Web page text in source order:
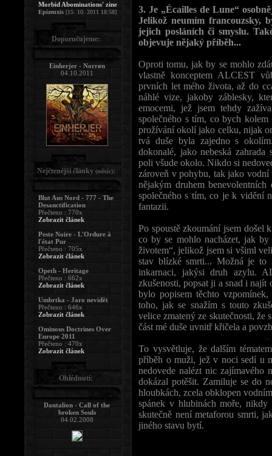
3. Je „Écailles de Lune“
Jelikož neumím francouzsky,
jejich posláních či smyslu.
objevuje nějaký příběh...
Oproti tomu, jak by se mohlo
vlastně konceptem ALCEST
prvních let mého života, až do
náhlé vize, jakoby záblesky,
emocemi, jež jsem tehdy
společného s tím, co bych
prožívání okolí jako celku, nijak
tvá duše byla zajedno s
dokonalé, jako nebeská
poli všude okolo. Nikdo si
zároveň v pohybu, tak jako
nějakým druhem
společného s tím, co je k vidění
fantazii.
Po spoustě zkoumání jsem došel
co by se mohlo nacházet, jak
životem“, jelikož jsem si všiml
stav blízké smrti... Možná je to
inkarnaci, jakýsi druh azylu.
zkušenosti, popsat ji a snad i najít
bylo popisem těchto
toho, jak se snažím s touto
velice zmatený ze skutečnosti, že
část mé duše uvnitř křičela a
To vysvětluje, že dalším
příběh o muži, jež v noci sedí u
nedovede nalézt nic
dokázal potěšit. Zamiluje se do
hloubkách, zcela obklopen
spánek v hlubinách moře, nikdy
skutečně není metaforou smrti,
jiného stavu bytí.
Morbid Abominations' zine
Epizeuxis [15. 10. 2011 18:58]
Doporučujeme:
Einherjer - Norrøn
04.10.2011
Nejčtenější články (měsíc):
Blut Aus Nord - 777 - The
Desanctification
Přečteno : 770x
Zobrazit článek
Peste Noire - L'Ordure à
l'état Pur
Přečteno : 705x
Zobrazit článek
Opeth - Heritage
Přečteno : 662x
Zobrazit článek
Umbrtka - Jaro nevidět
Přečteno : 646x
Zobrazit článek
Ominous Doctrines Over
Europe 2011
Přečteno : 470x
Zobrazit článek
Ohlédnutí:
Dantalion - Call of the
broken Souls
04.02.2008